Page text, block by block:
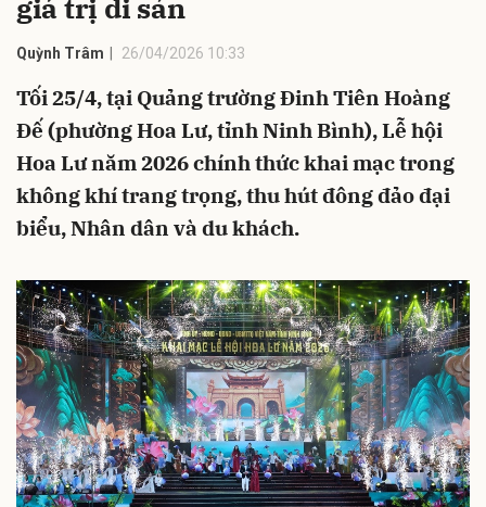
giá trị di sản
Quỳnh Trâm 26/04/2026 10:33
Tối 25/4, tại Quảng trường Đinh Tiên Hoàng
Đế (phường Hoa Lư, tỉnh Ninh Bình), Lễ hội
Hoa Lư năm 2026 chính thức khai mạc trong
không khí trang trọng, thu hút đông đảo đại
biểu, Nhân dân và du khách.